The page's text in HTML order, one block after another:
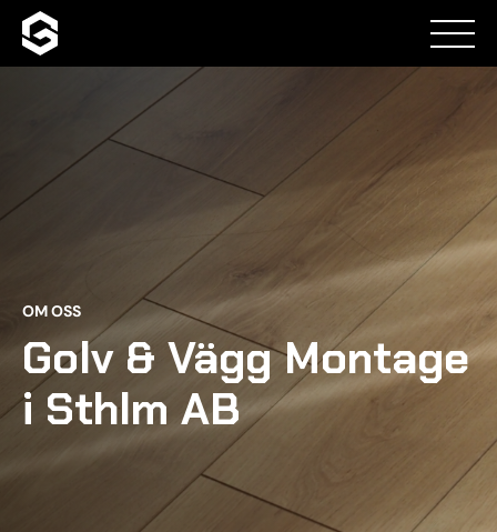
Hem
Våra tjänster
Om oss
Kontakt
OM OSS
Golv & Vägg Montage
i Sthlm AB